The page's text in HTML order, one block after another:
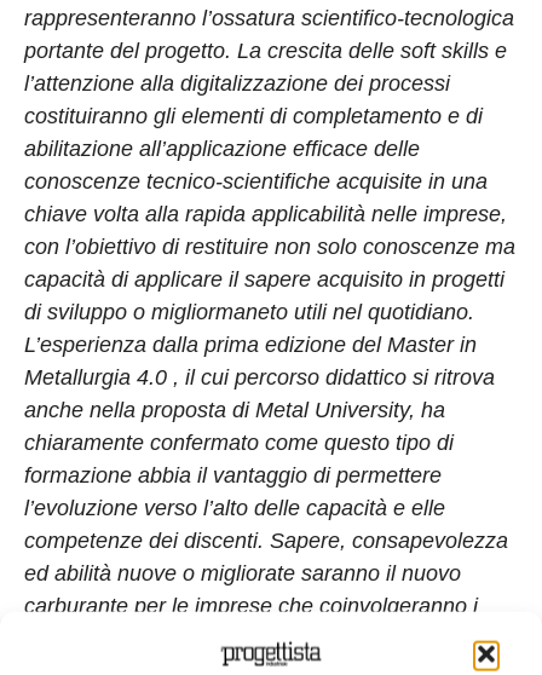
rappresenteranno l’ossatura scientifico-tecnologica
portante del progetto. La crescita delle soft skills e
l’attenzione alla digitalizzazione dei processi
costituiranno gli elementi di completamento e di
abilitazione all’applicazione efficace delle
conoscenze tecnico-scientifiche acquisite in una
chiave volta alla rapida applicabilità nelle imprese,
con l’obiettivo di restituire non solo conoscenze ma
capacità di applicare il sapere acquisito in progetti
di sviluppo o migliormaneto utili nel quotidiano.
L’esperienza dalla prima edizione del Master in
Metallurgia 4.0 , il cui percorso didattico si ritrova
anche nella proposta di Metal University, ha
chiaramente confermato come questo tipo di
formazione abbia il vantaggio di permettere
l’evoluzione verso l’alto delle capacità e elle
competenze dei discenti. Sapere, consapevolezza
ed abilità nuove o migliorate saranno il nuovo
carburante per le imprese che coinvolgeranno i
loro collaboratori in Metal University”.